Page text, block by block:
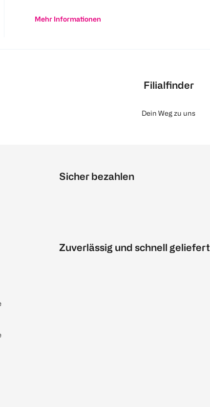
Mehr Informationen
Filialfinder
Dein Weg zu uns
Sicher bezahlen
Zuverlässig und schnell geliefert